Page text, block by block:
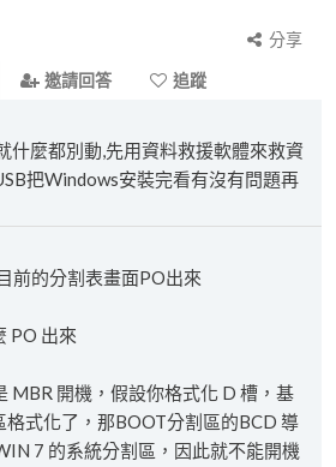
分享
邀請回答
追蹤
什麼都別動,先用資料救援軟體來救資
把Windows安裝完看有沒有問題再
前的分割表畫面PO出來
PO 出來
MBR 開機，假設你格式化 D 槽，基
式化了，那BOOT分割區的BCD 導
7 的系統分割區，因此就不能開機